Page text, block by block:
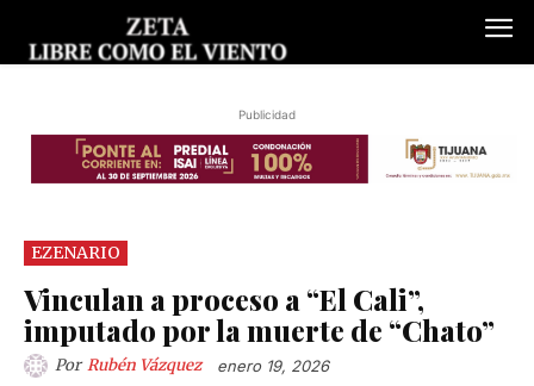
Publicidad
EZENARIO
Vinculan a proceso a “El Cali”,
imputado por la muerte de “Chato”
Por Rubén Vázquez enero 19, 2026